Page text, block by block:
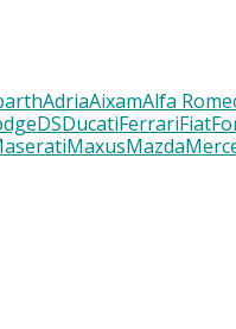
AdriaAixamAlfa
DSDucatiFerrariFiat
MaxusMazda